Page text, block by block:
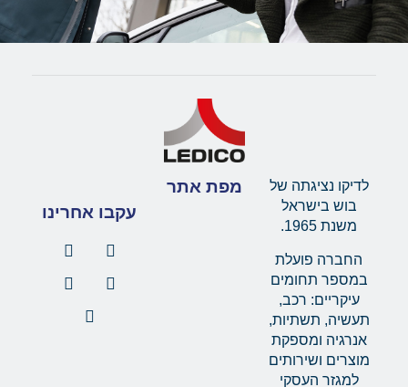
לדיקו נציגתה של
בוש בישראל
משנת 1965.
החברה פועלת
במספר תחומים
עיקריים: רכב,
תעשיה, תשתיות,
אנרגיה ומספקת
מוצרים ושירותים
למגזר העסקי
מפת אתר
עקבו אחרינו